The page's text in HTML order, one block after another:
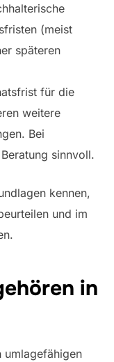
(meist
späteren
für die
weitere
Bei
sinnvoll.
kennen,
und im
in
umlagefähigen